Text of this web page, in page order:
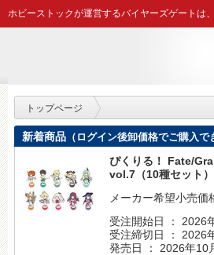
ホビーストックが運営するバイヤーズゲートは
トップページ
新着商品 （ログイン後卸価格でご購入で
ぴくりる！ Fate/
vol.7（10種セット）
メーカー希望小売価
受注開始日 ： 2026
受注締切日 ： 2026
発売日 ： 2026年10